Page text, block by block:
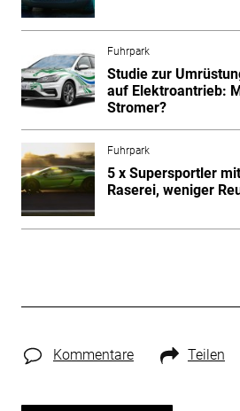
Fuhrpark
Studie zur
auf Elektroantrieb:
Stromer?
Fuhrpark
5 x Supersportler
Raserei, weniger
Kommentare Teilen